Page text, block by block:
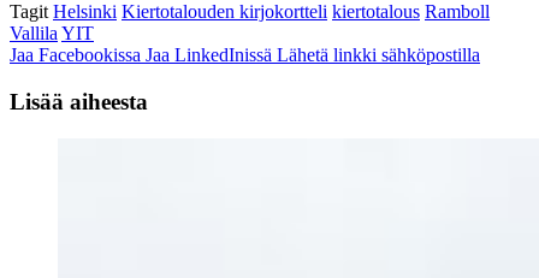
Tagit Helsinki Kiertotalouden kirjokortteli kiertotalous Ramboll
Vallila YIT
Jaa Facebookissa Jaa LinkedInissä Lähetä linkki sähköpostilla
Lisää aiheesta